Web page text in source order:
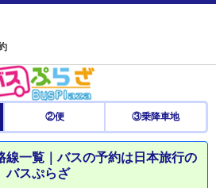
②便 ③乗降車地
線一覧｜バスの予約は日本旅行の
バスぷらざ